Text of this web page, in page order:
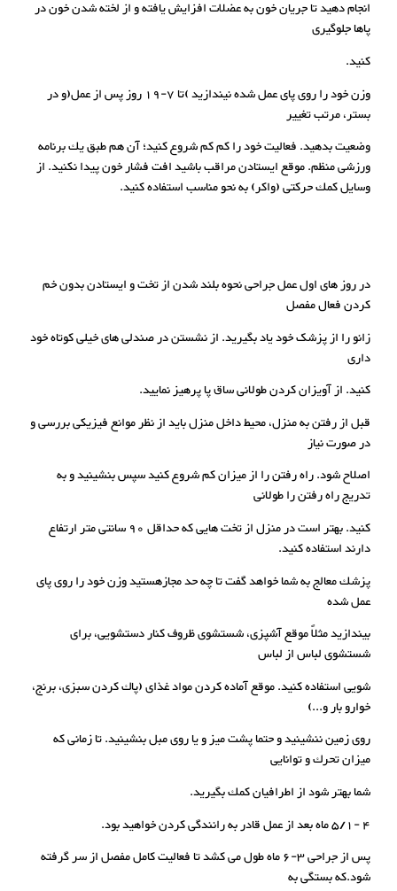
انجام دهید تا جریان خون به عضلات افزایش یافته و از لخته شدن خون در
پاها جلوگیری
کنید.
وزن خود را روی پای عمل شده نیندازید )تا 7-19 روز پس از عمل(و در
بستر، مرتب تغییر
وضعیت بدهید. فعالیت خود را کم کم شروع کنید؛ آن هم طبق یك برنامه
ورزشی منظم. موقع ایستادن مراقب باشید افت فشار خون پیدا نکنید. از
وسایل کمك حرکتی (واکر) به نحو مناسب استفاده کنید.
در روز های اول عمل جراحی نحوه بلند شدن از تخت و ایستادن بدون خم
کردن فعال مفصل
زانو را از پزشک خود یاد بگیرید. از نشستن در صندلی های خیلی کوتاه خود
داری
کنید. از آویزان کردن طولانی ساق پا پرهیز نمایید.
قبل از رفتن به منزل، محیط داخل منزل باید از نظر موانع فیزیکی بررسی و
در صورت نیاز
اصلاح شود. راه رفتن را از میزان کم شروع کنید سپس بنشینید و به
تدریج راه رفتن را طولانی
کنید. بهتر است در منزل از تخت هایی که حداقل 90 سانتی متر ارتفاع
دارند استفاده کنید.
پزشك معالج به شما خواهد گفت تا چه حد مجازهستید وزن خود را روی پای
عمل شده
بیندازید مثلاً موقع آشپزی، شستشوی ظروف کنار دستشویی، برای
شستشوی لباس از لباس
شویی استفاده کنید. موقع آماده کردن مواد غذای (پاك کردن سبزی، برنج،
خوارو بار و...)
روی زمین ننشینید و حتما پشت میز و یا روی مبل بنشینید. تا زمانی که
میزان تحرك و توانایی
شما بهتر شود از اطرافیان کمك بگیرید.
4 -5/1 ماه بعد از عمل قادر به رانندگی کردن خواهید بود.
پس از جراحی 3-6 ماه طول می کشد تا فعالیت کامل مفصل از سر گرفته
شود.که بستگی به